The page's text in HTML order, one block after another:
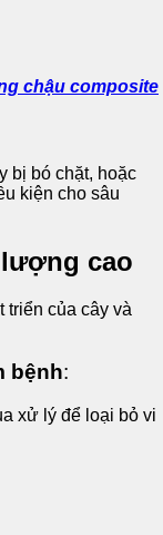
chậu composite
bị bó chặt, hoặc
kiện cho sâu
cao
triển của cây và
bệnh:
xử lý để loại bỏ vi